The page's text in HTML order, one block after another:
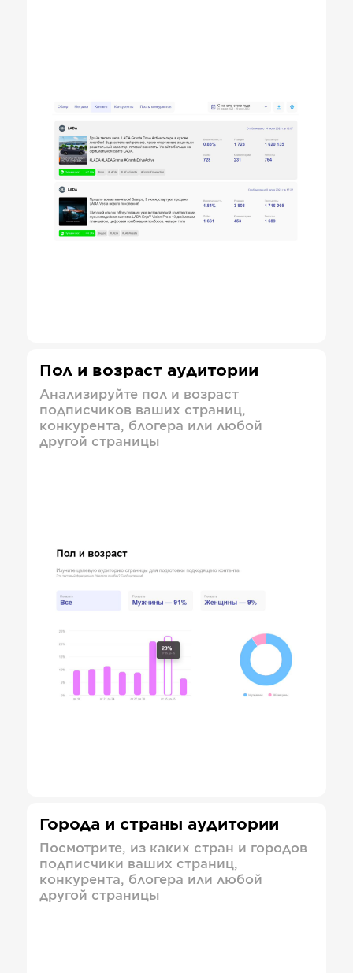
Пол и возраст аудитории
Анализируйте пол и возраст
подписчиков ваших страниц,
конкурента, блогера или любой
другой страницы
Города и страны аудитории
Посмотрите, из каких стран и городов
подписчики ваших страниц,
конкурента, блогера или любой
другой страницы